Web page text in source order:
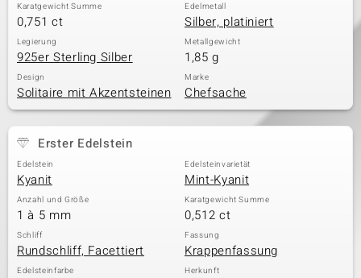
Karatgewicht Summe
0,751 ct
Edelmetall
Silber, platiniert
Legierung
925er Sterling Silber
Metallgewicht
1,85 g
Design
Solitaire mit Akzentsteinen
Marke
Chefsache
Erster Edelstein
Edelstein
Kyanit
Edelsteinvarietät
Mint-Kyanit
Anzahl und Größe
1 à 5 mm
Karatgewicht Summe
0,512 ct
Schliff
Rundschliff, Facettiert
Fassung
Krappenfassung
Edelsteinfarbe Herkunft